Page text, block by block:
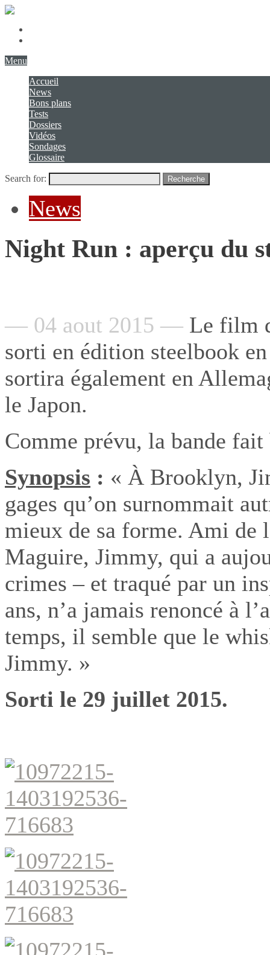
Menu
Accueil
News
Bons plans
Tests
Dossiers
Vidéos
Sondages
Glossaire
Search for: Recherche
News
Night Run : aperçu du
— 04 aout 2015 — Le film
sorti en édition steelbook
sortira également en
le Japon.
Comme prévu, la bande
Synopsis : « À Brooklyn,
gages qu’on surnommait
mieux de sa forme. Ami de
Maguire, Jimmy, qui a
crimes – et traqué par un
ans, n’a jamais renoncé à
temps, il semble que le
Jimmy. »
Sorti le 29 juillet 2015.